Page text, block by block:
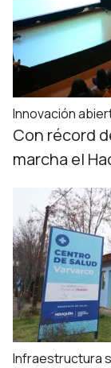
Innovación
Con récord
marcha el
Infraestructura